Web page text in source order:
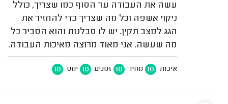
עשה את העבודה עד הסוף כמו שצריך, כולל
ניקוי אשפה וכל מה שצריך כדי להחזיר את
הגג למצב תקין. יש לו סבלנות והוא הסביר כל
מה שעשה. אני מאוד מרוצה מאיכות העבודה.
איכות 10 מחיר 10 זמנים 10 יחס 10